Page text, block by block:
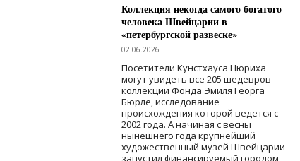
Коллекция некогда самого богатого
человека Швейцарии в
«петербургской развеске»
02.06.2026
Посетители Кунстхауса Цюриха
могут увидеть все 205 шедевров
коллекции Фонда Эмиля Георга
Бюрле, исследование
происхождения которой ведется с
2002 года. А начиная с весны
нынешнего года крупнейший
художественный музей Швейцарии
запустил финансируемый городом